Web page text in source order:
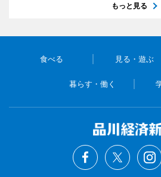
もっと見る
食べる 見る・遊ぶ
暮らす・働く